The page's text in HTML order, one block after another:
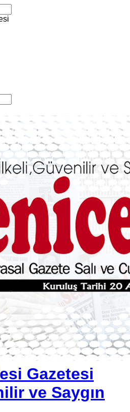
Gazetesi
ve Saygın